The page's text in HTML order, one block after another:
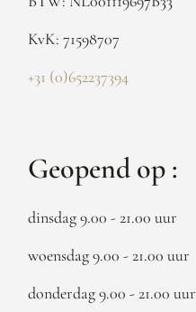
KvK: 71598707
+31 (0)652237394
Geopend op :
dinsdag 9.00 - 21.00 uur
woensdag 9.00 - 21.00 uur
donderdag 9.00 - 21.00 uur